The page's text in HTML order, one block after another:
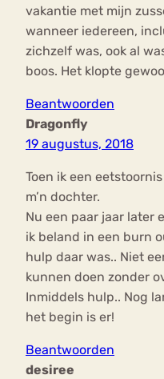
vakantie met mijn
wanneer iedereen,
zichzelf was, ook al
boos. Het klopte
Beantwoorden
Dragonfly
19 augustus, 2018
Toen ik een
m’n dochter.
Nu een paar jaar later
ik beland in een burn
hulp daar was.. Niet
kunnen doen zonder
Inmiddels hulp.. Nog
het begin is er!
Beantwoorden
desiree